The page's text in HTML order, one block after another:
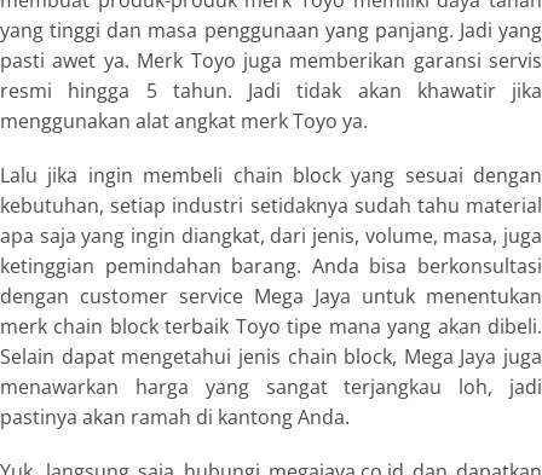
yang tinggi dan masa penggunaan yang panjang. Jadi yang
pasti awet ya. Merk Toyo juga memberikan garansi servis
resmi hingga 5 tahun. Jadi tidak akan khawatir jika
menggunakan alat angkat merk Toyo ya.
Lalu jika ingin membeli chain block yang sesuai dengan
kebutuhan, setiap industri setidaknya sudah tahu material
apa saja yang ingin diangkat, dari jenis, volume, masa, juga
ketinggian pemindahan barang. Anda bisa berkonsultasi
dengan customer service Mega Jaya untuk menentukan
merk chain block terbaik Toyo tipe mana yang akan dibeli.
Selain dapat mengetahui jenis chain block, Mega Jaya juga
menawarkan harga yang sangat terjangkau loh, jadi
pastinya akan ramah di kantong Anda.